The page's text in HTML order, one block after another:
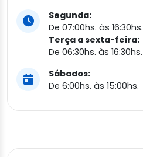
Segunda:
De 07:00hs. às 16:30hs.
Terça a sexta-feira:
De 06:30hs. às 16:30hs.
Sábados:
De 6:00hs. às 15:00hs.